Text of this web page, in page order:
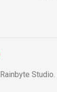
Rainbyte Studio.